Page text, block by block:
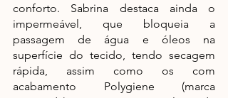
conforto. Sabrina destaca ainda o
impermeável, que bloqueia a
passagem de água e óleos na
superfície do tecido, tendo secagem
rápida, assim como os com
acabamento Polygiene (marca